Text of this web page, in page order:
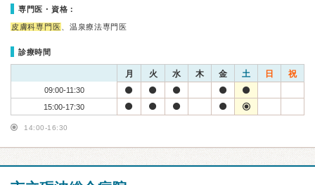
専門医・資格：
皮膚科専門医 、温泉療法専門医
診療時間
月 火 水 木 金 土 日 祝
09:00-11:30
15:00-17:30
14:00-16:30